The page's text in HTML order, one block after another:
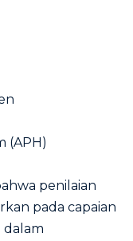
(APH)
penilaian
pada capaian
dalam